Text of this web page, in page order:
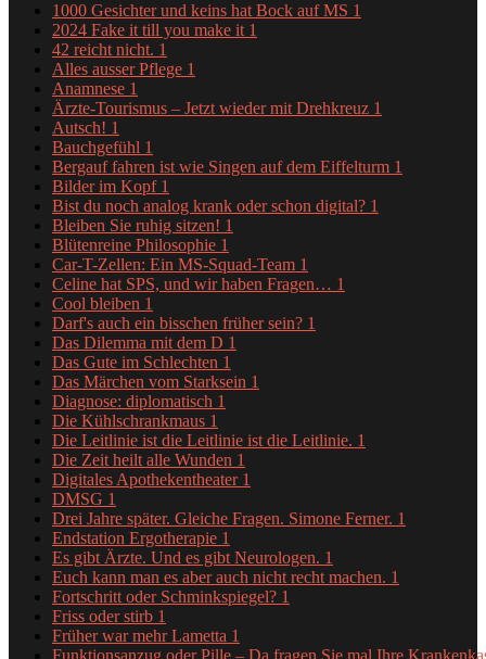
1000 Gesichter und keins hat Bock auf MS 1
2024 Fake it till you make it 1
42 reicht nicht. 1
Alles ausser Pflege 1
Anamnese 1
Ärzte-Tourismus – Jetzt wieder mit Drehkreuz 1
Autsch! 1
Bauchgefühl 1
Bergauf fahren ist wie Singen auf dem Eiffelturm 1
Bilder im Kopf 1
Bist du noch analog krank oder schon digital? 1
Bleiben Sie ruhig sitzen! 1
Blütenreine Philosophie 1
Car-T-Zellen: Ein MS-Squad-Team 1
Celine hat SPS, und wir haben Fragen… 1
Cool bleiben 1
Darf's auch ein bisschen früher sein? 1
Das Dilemma mit dem D 1
Das Gute im Schlechten 1
Das Märchen vom Starksein 1
Diagnose: diplomatisch 1
Die Kühlschrankmaus 1
Die Leitlinie ist die Leitlinie ist die Leitlinie. 1
Die Zeit heilt alle Wunden 1
Digitales Apothekentheater 1
DMSG 1
Drei Jahre später. Gleiche Fragen. Simone Ferner. 1
Endstation Ergotherapie 1
Es gibt Ärzte. Und es gibt Neurologen. 1
Euch kann man es aber auch nicht recht machen. 1
Fortschritt oder Schminkspiegel? 1
Friss oder stirb 1
Früher war mehr Lametta 1